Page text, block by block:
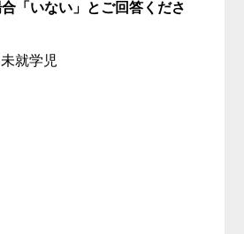
「いない」とご回答くださ
就学児